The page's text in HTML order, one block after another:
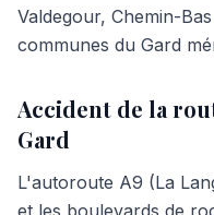
Valdegour, Chemin-
communes du Gard
Accident de la
Gard
L'autoroute A9 (La
et les boulevards de